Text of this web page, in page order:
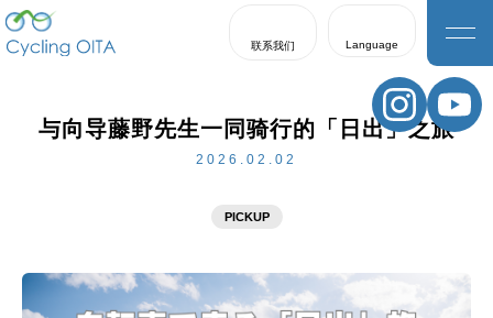
联系我们 Language
日本語
English
与向导藤野先生一同骑行的「日出」之旅
2026.02.02
PICKUP